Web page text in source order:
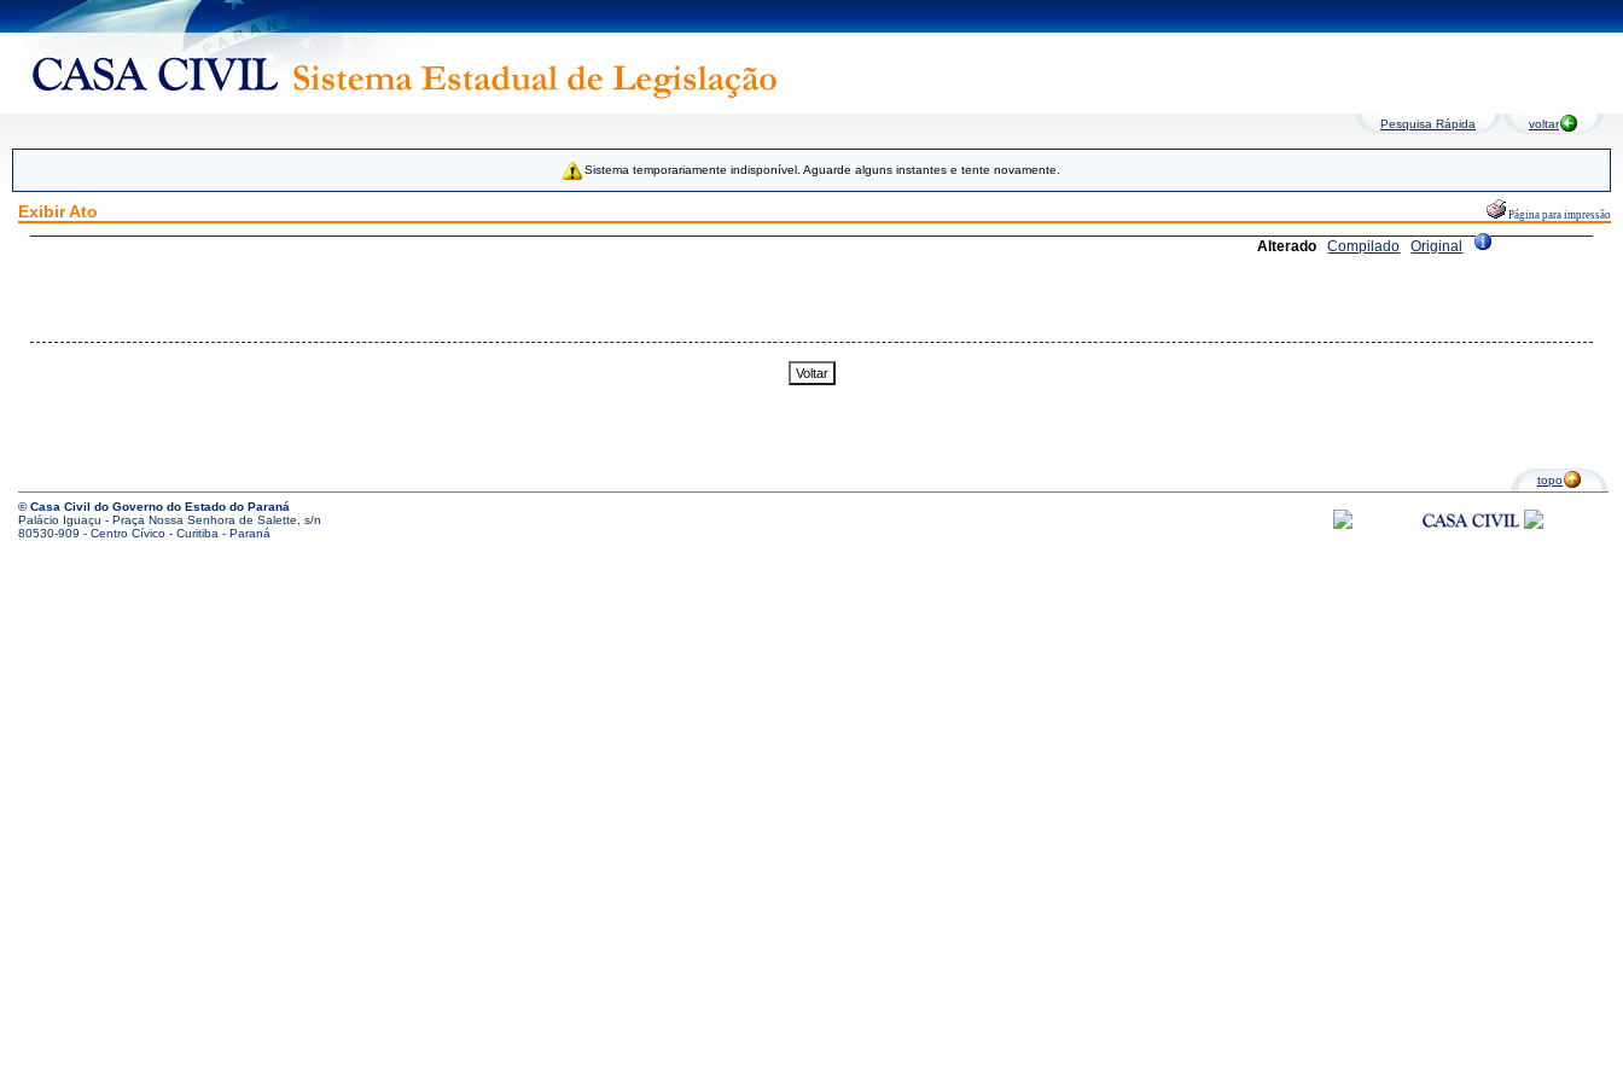
Pesquisa Rápida voltar
Sistema temporariamente indisponível. Aguarde alguns instantes e tente novamente.
Exibir Ato Página para impressão
Alterado Compilado Original
topo
© Casa Civil do Governo do Estado do Paraná
Palácio Iguaçu - Praça Nossa Senhora de Salette, s/n
80530-909 - Centro Cívico - Curitiba - Paraná